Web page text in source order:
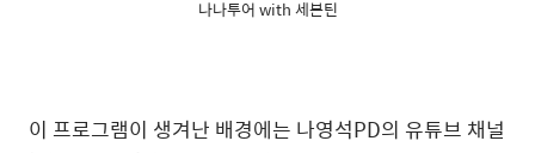
나나투어 with 세븐틴
이 프로그램이 생겨난 배경에는 나영석PD의 유튜브 채널